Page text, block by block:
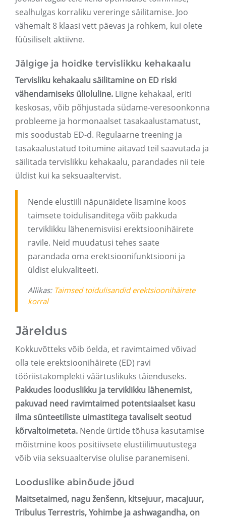
sealhulgas korraliku vereringe säilitamise. Joo
vähemalt 8 klaasi vett päevas ja rohkem, kui olete
füüsiliselt aktiivne.
Jälgige ja hoidke tervislikku kehakaalu
Tervisliku kehakaalu säilitamine on ED riski
vähendamiseks ülioluline. Liigne kehakaal, eriti
keskosas, võib põhjustada südame-veresoonkonna
probleeme ja hormonaalset tasakaalustamatust,
mis soodustab ED-d. Regulaarne treening ja
tasakaalustatud toitumine aitavad teil saavutada ja
säilitada tervislikku kehakaalu, parandades nii teie
üldist kui ka seksuaaltervist.
Nende elustiili näpunäidete lisamine koos
taimsete toidulisanditega võib pakkuda
terviklikku lähenemisviisi erektsioonihäirete
ravile. Neid muudatusi tehes saate
parandada oma erektsioonifunktsiooni ja
üldist elukvaliteeti.
Allikas: Taimsed toidulisandid erektsioonihäirete
korral
Järeldus
Kokkuvõtteks võib öelda, et ravimtaimed võivad
olla teie erektsioonihäirete (ED) ravi
tööriistakomplekti väärtuslikuks täienduseks.
Pakkudes looduslikku ja terviklikku lähenemist,
pakuvad need ravimtaimed potentsiaalset kasu
ilma sünteetiliste uimastitega tavaliselt seotud
kõrvaltoimeteta. Nende ürtide tõhusa kasutamise
mõistmine koos positiivsete elustiilimuutustega
võib viia seksuaaltervise olulise paranemiseni.
Looduslike abinõude jõud
Maitsetaimed, nagu ženšenn, kitsejuur, macajuur,
Tribulus Terrestris, Yohimbe ja ashwagandha, on